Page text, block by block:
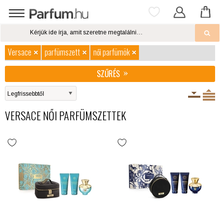
Versace parfümszett
női parfümök
SZŰRÉS
VERSACE NŐI PARFÜMSZETTEK